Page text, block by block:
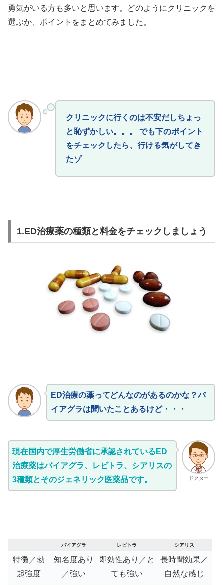
勇気がいる方も多いと思います。どのようにクリニックを
選ぶか、ポイントをまとめてみました。
クリニックに行くのは不安だしちょっ
と恥ずかしい。。。 でも下のポイント
をチェックしたら、行ける気がしてき
たゾ
1.ED治療薬の種類と料金をチェックしましょう
ED治療の薬ってどんなのがあるのかな？バ
イアグラは聞いたことあるけど・・・
ドクター
現在国内で厚生労働省に承認されているED
治療薬はバイアグラ、レビトラ、シアリスの
3種類とそのジェネリック医薬品です。
バイアグラ レビトラ シアリス
特徴／勃
起強度
知名度あり
／強い
即効性あり／と
ても強い
長時間効果／
自然な感じ